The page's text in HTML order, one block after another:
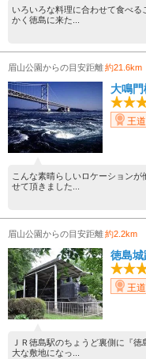
いろいろな料理に合わせて食べ
かく徳島に来た...
眉山公園からの目安距離約21.6km
大鳴門
王道
こんな素晴らしいロケーション
せて頂きました...
眉山公園からの目安距離約2.2km
徳島城
王道
ＪＲ徳島駅のちょうど裏側に『
大な敷地になっ...